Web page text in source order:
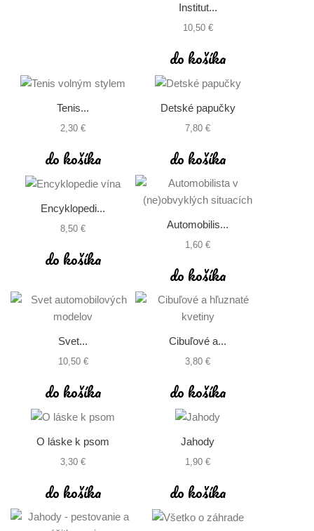
Institut...
10,50 €
do košíka
Tenis...
2,30 €
do košíka
Detské papučky
7,80 €
do košíka
Encyklopedi...
8,50 €
do košíka
Automobilis...
1,60 €
do košíka
Svet...
10,50 €
do košíka
Cibuľové a...
3,80 €
do košíka
O láske k psom
3,30 €
do košíka
Jahody
1,90 €
do košíka